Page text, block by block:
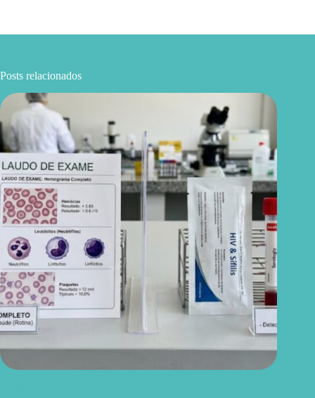
Posts relacionados